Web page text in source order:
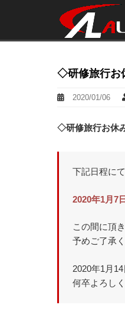
◇研修旅行お
2020/01/06
◇研修旅行お休
下記日程に
2020年1月7
この間に頂
予めご了承
2020年1月
何卒よろし